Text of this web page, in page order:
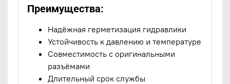
Преимущества:
Надёжная герметизация гидравлики
Устойчивость к давлению и температуре
Совместимость с оригинальными
разъёмами
Длительный срок службы